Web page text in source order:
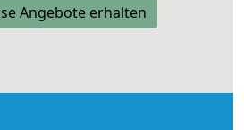
Angebote erhalten